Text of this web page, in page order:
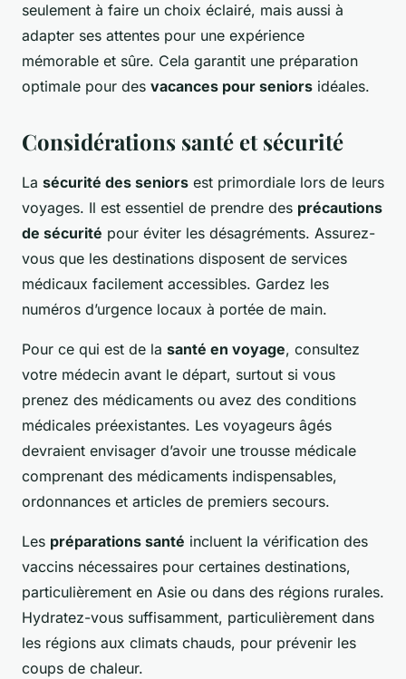
seulement à faire un choix éclairé, mais aussi à
adapter ses attentes pour une expérience
mémorable et sûre. Cela garantit une préparation
optimale pour des vacances pour seniors idéales.
Considérations santé et sécurité
La sécurité des seniors est primordiale lors de leurs
voyages. Il est essentiel de prendre des précautions
de sécurité pour éviter les désagréments. Assurez-
vous que les destinations disposent de services
médicaux facilement accessibles. Gardez les
numéros d’urgence locaux à portée de main.
Pour ce qui est de la santé en voyage, consultez
votre médecin avant le départ, surtout si vous
prenez des médicaments ou avez des conditions
médicales préexistantes. Les voyageurs âgés
devraient envisager d’avoir une trousse médicale
comprenant des médicaments indispensables,
ordonnances et articles de premiers secours.
Les préparations santé incluent la vérification des
vaccins nécessaires pour certaines destinations,
particulièrement en Asie ou dans des régions rurales.
Hydratez-vous suffisamment, particulièrement dans
les régions aux climats chauds, pour prévenir les
coups de chaleur.